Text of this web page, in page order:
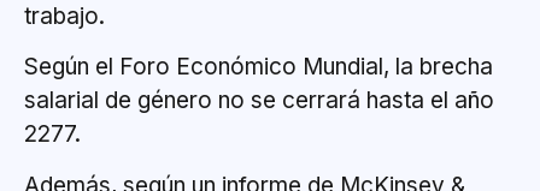
trabajo.
Según el Foro Económico Mundial, la brecha
salarial de género no se cerrará hasta el año
2277.
Además, según un informe de McKinsey &